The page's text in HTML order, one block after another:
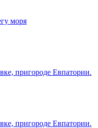
моря
пригороде Евпатории.
пригороде Евпатории.